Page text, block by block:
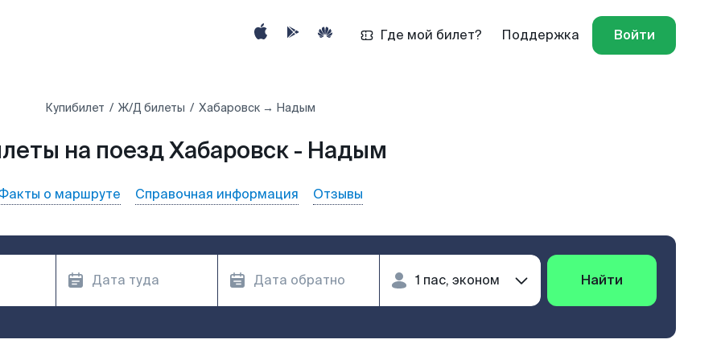
Где мой билет? Поддержка Войти
Купибилет Ж/Д билеты Хабаровск → Надым
на поезд Хабаровск - Надым
о маршруте Справочная информация Отзывы
Найти